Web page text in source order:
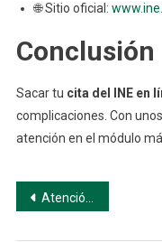
🌐 Sitio oficial:
Conclusión
Sacar tu cita del INE en
complicaciones. Con
atención en el módulo
Navegación
de
Atención al Cliente INE: Guía Completa